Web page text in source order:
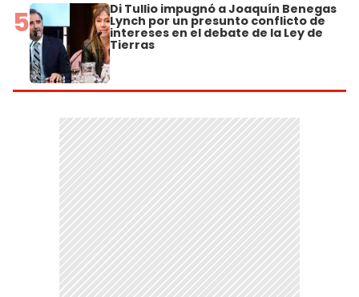
5 Di Tullio impugnó a Joaquín Benegas
Lynch por un presunto conflicto de
intereses en el debate de la Ley de
Tierras